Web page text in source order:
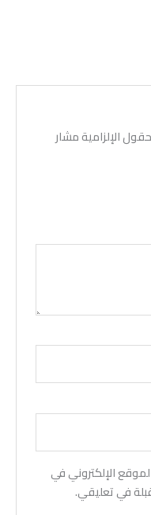
الإلزامية مشار
الإلكتروني في
في تعليقي.